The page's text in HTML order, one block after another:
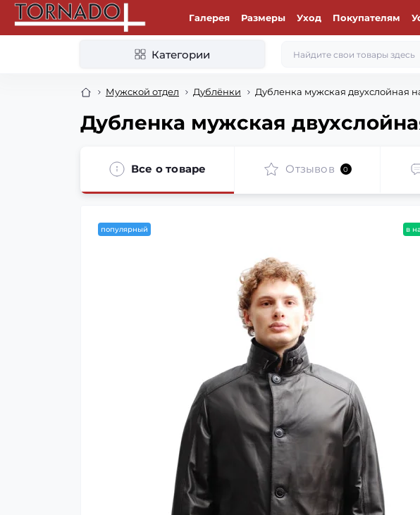
Галерея Размеры Уход Покупателям
Категории
Мужской отдел Дублёнки Дубленка мужская двухслойная
Дубленка мужская
Все о товаре Отзывов 0
популярный в